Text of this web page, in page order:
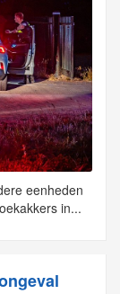
eenheden
in...